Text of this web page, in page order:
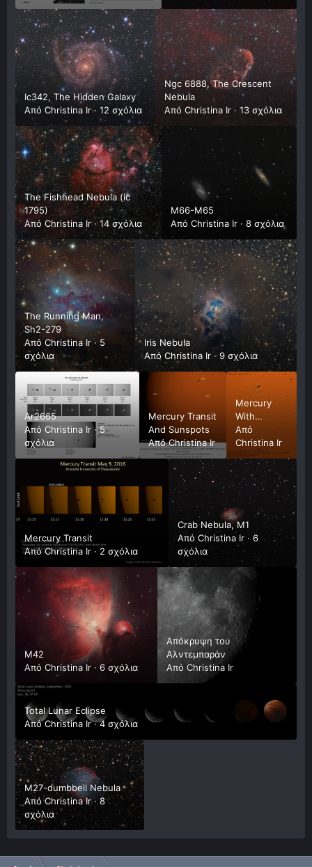
Ic342, The Hidden Galaxy
Από Christina Ir· 12 σχόλια
Ngc 6888, The Crescent
Nebula
ΑπόChristina Ir· 13 σχόλια
The Fishhead Nebula (ic
1795)
Από Christina Ir·14 σχόλια
Μ66-Μ65
ΑπόChristina Ir ·8 σχόλια
The Running Man,
Sh2-279
ΑπόChristina Ir·5
σχόλια
Iris Nebula
Από Christina Ir·9 σχόλια
Ar2665
Από Christina Ir·5
σχόλια
Mercury Transit
And Sunspots
ΑπόChristina Ir
Mercury
With
Sunspots
Από
Christina Ir
Mercury Transit
ΑπόChristina Ir · 2 σχόλια
Crab Nebula, M1
Από Christina Ir·6
σχόλια
M42
Από Christina Ir · 6 σχόλια
Απόκρυψη του
Αλντεμπαράν
Από Christina Ir
Total Lunar Eclipse
ΑπόChristina Ir·4 σχόλια
M27-dumbbell Nebula
ΑπόChristina Ir· 8
σχόλια